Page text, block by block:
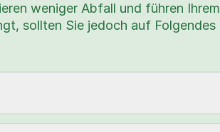
weniger Abfall und führen Ihrem
sollten Sie jedoch auf Folgendes